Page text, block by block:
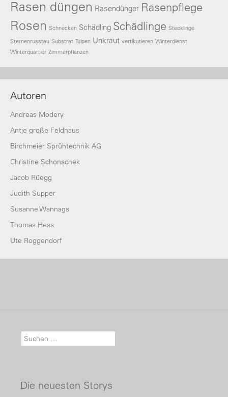
Rasen düngen Rasendünger Rasenpflege
Rosen Schnecken Schädling Schädlinge Stecklinge
Sternenrusstau Substrat Tulpen Unkraut vertikutieren Winterdienst
Winterquartier Zimmerpflanzen
Autoren
Andreas Modery
Antje große Feldhaus
Birchmeier Sprühtechnik AG
Christine Schonschek
Jacob Rüegg
Judith Supper
Susanne Wannags
Thomas Hess
Ute Roggendorf
Suche nach:
Die neuesten Storys